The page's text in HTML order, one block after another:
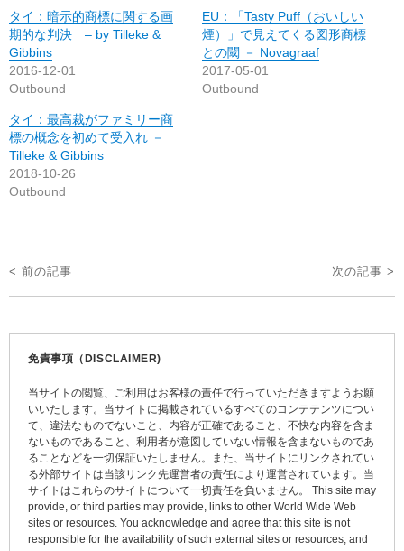
タイ：暗示的商標に関する画
期的な判決 – by Tilleke &
Gibbins
2016-12-01
Outbound
EU：「Tasty Puff（おいしい
煙）」で見えてくる図形商標
との閾 － Novagraaf
2017-05-01
Outbound
タイ：最高裁がファミリー商
標の概念を初めて受入れ －
Tilleke & Gibbins
2018-10-26
Outbound
投
稿
< 前の記事 次の記事 >
免責事項（DISCLAIMER)
当サイトの閲覧、ご利用はお客様の責任で行っていただきますようお願
いいたします。当サイトに掲載されているすべてのコンテテンツについ
て、違法なものでないこと、内容が正確であること、不快な内容を含ま
ないものであること、利用者が意図していない情報を含まないものであ
ることなどを一切保証いたしません。また、当サイトにリンクされてい
る外部サイトは当該リンク先運営者の責任により運営されています。当
サイトはこれらのサイトについて一切責任を負いません。 This site may
provide, or third parties may provide, links to other World Wide Web
sites or resources. You acknowledge and agree that this site is not
responsible for the availability of such external sites or resources, and